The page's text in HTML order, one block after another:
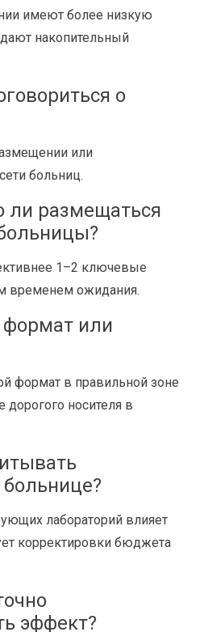
имеют более низкую
накопительный
о
или
больниц.
ли размещаться
1–2 ключевые
временем ожидания.
формат или
формат в правильной зоне
носителя в
больнице?
лабораторий влияет
корректировки бюджета
эффект?